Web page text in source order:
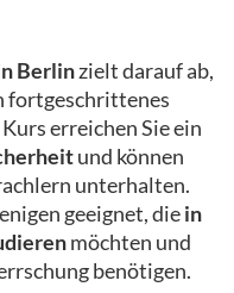
Berlinzielt darauf ab,
fortgeschrittenes
erreichen Sie ein
und können
unterhalten.
geeignet, diein
möchten und
benötigen.